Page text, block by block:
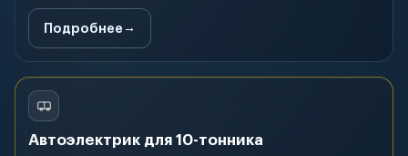
Подробнее
Автоэлектрик для 10-тонника